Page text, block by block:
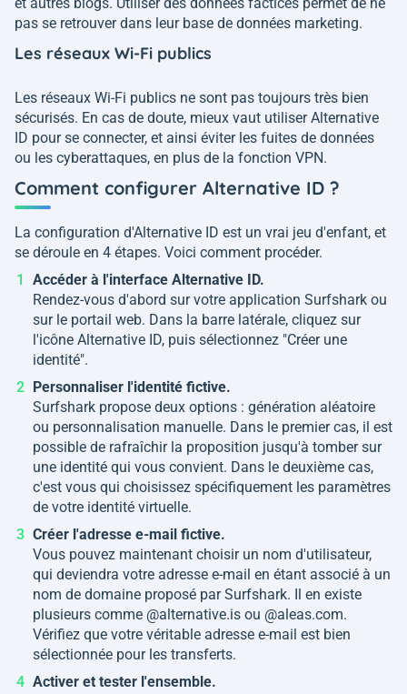
pas se retrouver dans leur base de données marketing.
Les réseaux Wi-Fi publics
Les réseaux Wi-Fi publics ne sont pas toujours très bien
sécurisés. En cas de doute, mieux vaut utiliser Alternative
ID pour se connecter, et ainsi éviter les fuites de données
ou les cyberattaques, en plus de la fonction VPN.
Comment configurer Alternative ID ?
La configuration d'Alternative ID est un vrai jeu d'enfant, et
se déroule en 4 étapes. Voici comment procéder.
Accéder à l'interface Alternative ID.
Rendez-vous d'abord sur votre application Surfshark ou
sur le portail web. Dans la barre latérale, cliquez sur
l'icône Alternative ID, puis sélectionnez "Créer une
identité".
Personnaliser l'identité fictive.
Surfshark propose deux options : génération aléatoire
ou personnalisation manuelle. Dans le premier cas, il est
possible de rafraîchir la proposition jusqu'à tomber sur
une identité qui vous convient. Dans le deuxième cas,
c'est vous qui choisissez spécifiquement les paramètres
de votre identité virtuelle.
Créer l'adresse e-mail fictive.
Vous pouvez maintenant choisir un nom d'utilisateur,
qui deviendra votre adresse e-mail en étant associé à un
nom de domaine proposé par Surfshark. Il en existe
plusieurs comme @alternative.is ou @aleas.com.
Vérifiez que votre véritable adresse e-mail est bien
sélectionnée pour les transferts.
Activer et tester l'ensemble.